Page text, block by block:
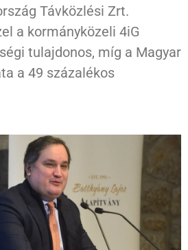
Távközlési Zrt.
a kormányközeli 4iG
tulajdonos, míg a Magyar
a 49 százalékos